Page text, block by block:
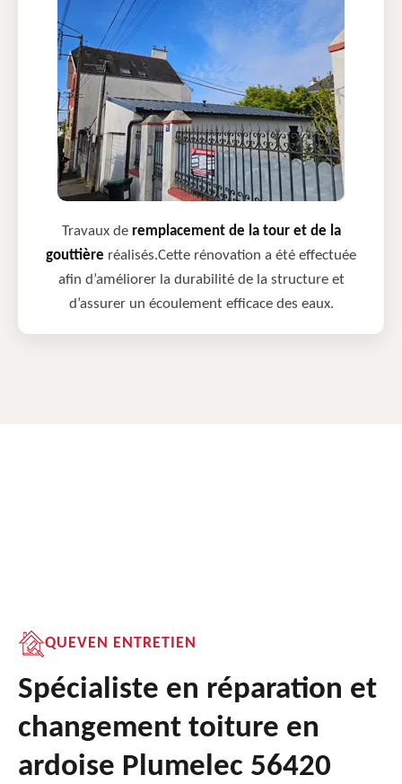
Travaux de remplacement de la tour et de la
gouttière réalisés.Cette rénovation a été effectuée
afin d’améliorer la durabilité de la structure et
d’assurer un écoulement efficace des eaux.
QUEVEN ENTRETIEN
Spécialiste en réparation et
changement toiture en
ardoise Plumelec 56420